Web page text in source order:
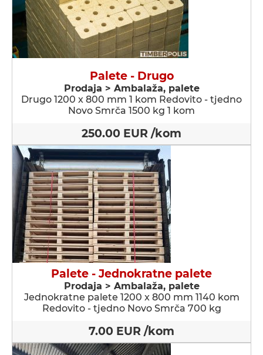
Palete - Drugo
Prodaja > Ambalaža, palete
Drugo 1200 x 800 mm 1 kom Redovito - tjedno
Novo Smrča 1500 kg 1 kom
250.00 EUR /kom
Palete - Jednokratne palete
Prodaja > Ambalaža, palete
Jednokratne palete 1200 x 800 mm 1140 kom
Redovito - tjedno Novo Smrča 700 kg
7.00 EUR /kom